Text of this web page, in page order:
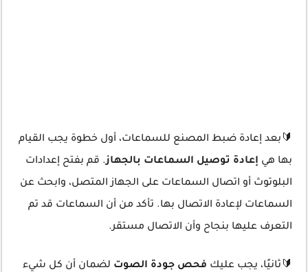
🔰بعد إعادة ضبط المصنع للسماعات، أول خطوة يجب القيام
بها هي إعادة توصيل السماعات بالجهاز. قم بفتح إعدادات
البلوتوث أو اتصال السماعات على الجهاز المتصل، وابحث عن
السماعات لإعادة الاتصال بها. تأكد من أن السماعات قد تم
التعرف عليها بنجاح وأن الاتصال مستقر.
🔰ثانيًا، يجب عليك فحص جودة الصوت لضمان أن كل شيء